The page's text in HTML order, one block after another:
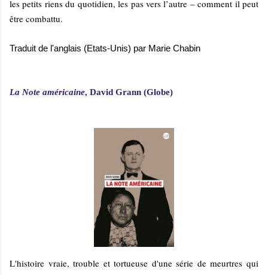
les petits riens du quotidien, les pas vers l’autre – comment il peut
être combattu.
Traduit de l'anglais (Etats-Unis) par Marie Chabin
La Note américaine, David Grann (Globe)
L'histoire vraie, trouble et tortueuse d'une série de meurtres qui